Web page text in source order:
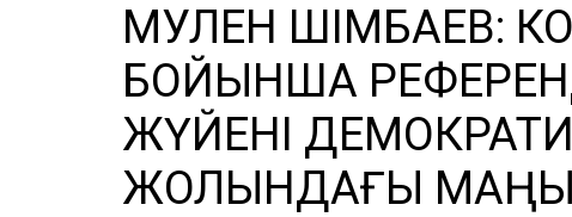
МӘУЛЕН ӘШІМБАЕВ:
БОЙЫНША
ЖҮЙЕНІ
ЖОЛЫНДАҒЫ